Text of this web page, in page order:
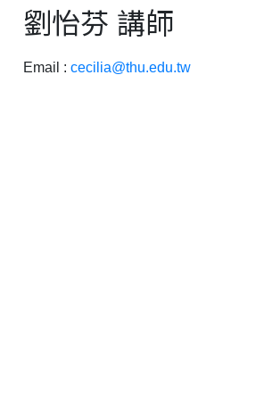
劉怡芬 講師
Email : cecilia@thu.edu.tw